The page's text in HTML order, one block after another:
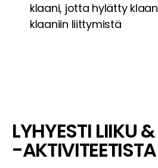
klaani, jotta hylätty
klaaniin liittymistä
LYHYESTI LIIKU
-AKTIVITEETISTA